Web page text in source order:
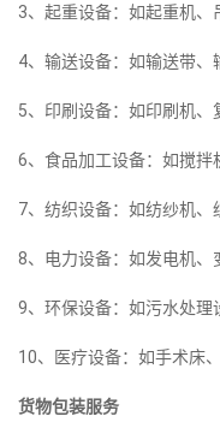
3、起重设备：如起重机、
4、输送设备：如输送带、
5、印刷设备：如印刷机、
6、食品加工设备：如搅拌
7、纺织设备：如纺纱机、
8、电力设备：如发电机、
9、环保设备：如污水处理
10、医疗设备：如手术床
货物包装服务